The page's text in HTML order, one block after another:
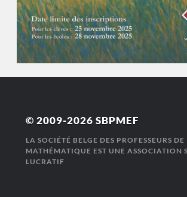
© 2009-2026 SBPMEF
LA SOCIÉTÉ BELGE DES PROFESSEURS DE
MATHÉMATIQUE EST UNE ASSOCIATION
LUCRATIF